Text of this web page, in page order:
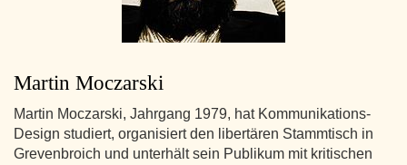
Martin Moczarski
Martin Moczarski, Jahrgang 1979, hat Kommunikations-
Design studiert, organisiert den libertären Stammtisch in
Grevenbroich und unterhält sein Publikum mit kritischen